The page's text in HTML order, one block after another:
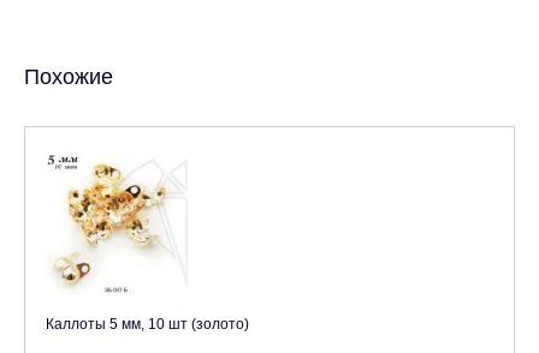
Похожие
Каллоты 5 мм, 10 шт (золото)